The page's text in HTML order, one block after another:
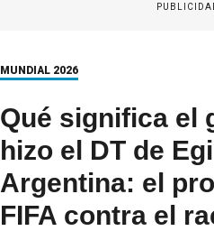
MUNDIAL 2026
Qué significa el
hizo el DT de
Argentina: el
FIFA contra el